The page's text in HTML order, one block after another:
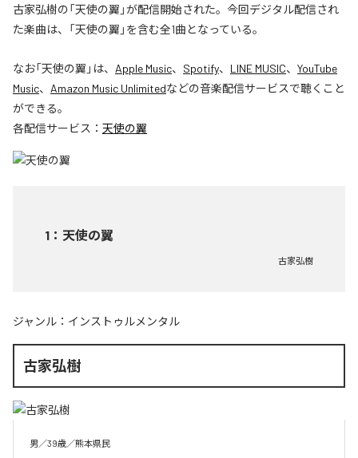
古家弘樹の「天使の翼」が配信開始された。今回デジタル配信され
た楽曲は、「天使の翼」を含む全1曲となっている。
なお「天使の翼 」は、 Apple Music、 Spotify、 LINE MUSIC、 YouTube
Music、 Amazon Music Unlimitedなどの音楽配信サービスで聴くこと
ができる。
各配信サービス： 天使の翼
1 ： 天使の翼
古家弘樹
ジャンル： インストゥルメンタル
古家弘樹
男／39歳／熊本県民